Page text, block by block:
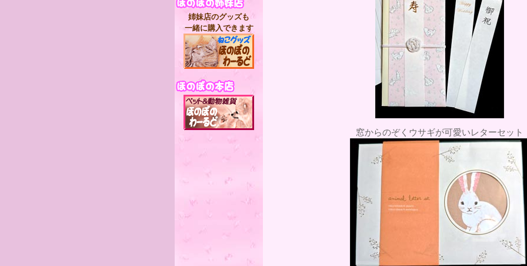
姉妹店のグッズも
一緒に購入できます
窓からのぞくウサギが可愛いレターセット